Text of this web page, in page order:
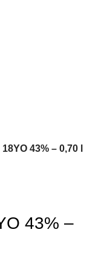
43% – 0,70 l
43% –